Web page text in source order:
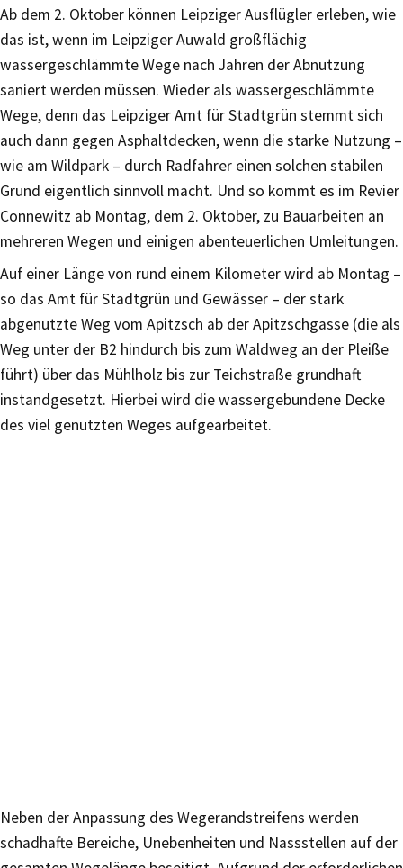
Ab dem 2. Oktober können Leipziger Ausflügler erleben, wie
das ist, wenn im Leipziger Auwald großflächig
wassergeschlämmte Wege nach Jahren der Abnutzung
saniert werden müssen. Wieder als wassergeschlämmte
Wege, denn das Leipziger Amt für Stadtgrün stemmt sich
auch dann gegen Asphaltdecken, wenn die starke Nutzung –
wie am Wildpark – durch Radfahrer einen solchen stabilen
Grund eigentlich sinnvoll macht. Und so kommt es im Revier
Connewitz ab Montag, dem 2. Oktober, zu Bauarbeiten an
mehreren Wegen und einigen abenteuerlichen Umleitungen.
Auf einer Länge von rund einem Kilometer wird ab Montag –
so das Amt für Stadtgrün und Gewässer – der stark
abgenutzte Weg vom Apitzsch ab der Apitzschgasse (die als
Weg unter der B2 hindurch bis zum Waldweg an der Pleiße
führt) über das Mühlholz bis zur Teichstraße grundhaft
instandgesetzt. Hierbei wird die wassergebundene Decke
des viel genutzten Weges aufgearbeitet.
Neben der Anpassung des Wegerandstreifens werden
schadhafte Bereiche, Unebenheiten und Nassstellen auf der